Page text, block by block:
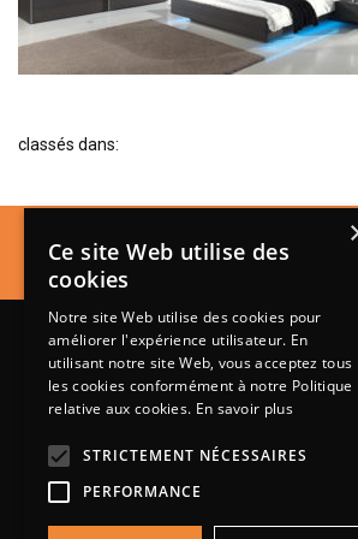
BIBLIOTHÈQUE
TABLE BASSE
CANAPÉS
TABLES
BAHUT
LITERIE
CONVERTIBLE
classés dans:
Un produit vous
intéresse ?
Lundi de 14h à 18h30
Mardi à vendredi de 9h à 12h et de
Ce site Web utilise des
cookies
Notre site Web utilise des cookies pour
améliorer l'expérience utilisateur. En
utilisant notre site Web, vous acceptez tous
les cookies conformément à notre Politique
relative aux cookies. En savoir plus
STRICTEMENT NÉCESSAIRES
PERFORMANCE